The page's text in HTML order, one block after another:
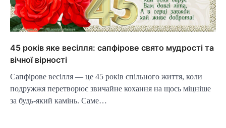
45 років яке весілля: сапфірове свято мудрості та
вічної вірності
Сапфірове весілля — це 45 років спільного життя, коли
подружжя перетворює звичайне кохання на щось міцніше
за будь-який камінь. Саме…